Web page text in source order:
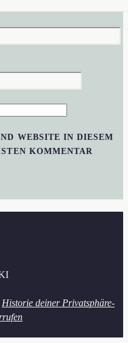
WEBSITE IN DIESEM
KOMMENTAR
Historie deiner Privatsphäre-